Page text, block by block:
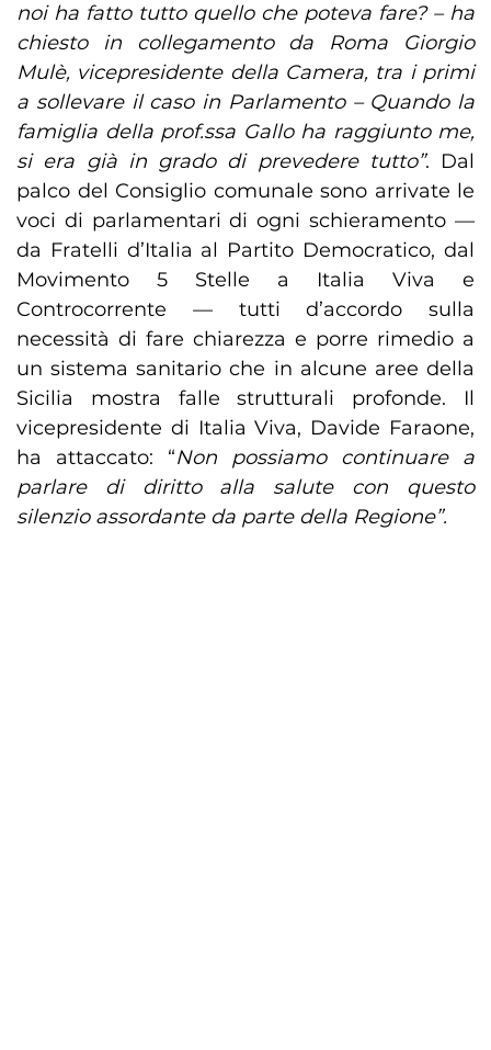
noi ha fatto tutto quello che poteva fare? – ha
chiesto in collegamento da Roma Giorgio
Mulè, vicepresidente della Camera, tra i primi
a sollevare il caso in Parlamento – Quando la
famiglia della prof.ssa Gallo ha raggiunto me,
si era già in grado di prevedere tutto”. Dal
palco del Consiglio comunale sono arrivate le
voci di parlamentari di ogni schieramento —
da Fratelli d’Italia al Partito Democratico, dal
Movimento 5 Stelle a Italia Viva e
Controcorrente — tutti d’accordo sulla
necessità di fare chiarezza e porre rimedio a
un sistema sanitario che in alcune aree della
Sicilia mostra falle strutturali profonde. Il
vicepresidente di Italia Viva, Davide Faraone,
ha attaccato: “Non possiamo continuare a
parlare di diritto alla salute con questo
silenzio assordante da parte della Regione”.